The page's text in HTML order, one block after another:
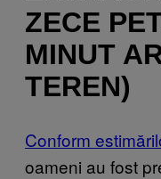
ZECE
MINUT
TEREN)
Conform
oameni au fost